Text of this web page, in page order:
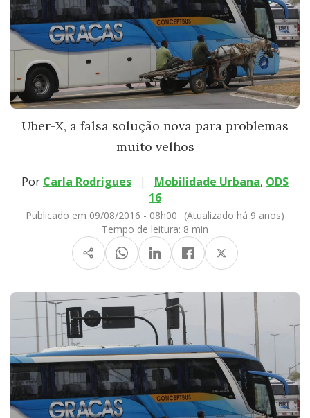
Uber-X, a falsa solução nova para problemas
muito velhos
Por Carla Rodrigues | Mobilidade Urbana, ODS
16
Publicado em 09/08/2016 - 08h00
(Atualizado há 9 anos)
Tempo de leitura: 8 min